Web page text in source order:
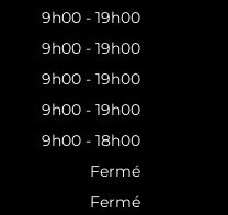
9h00 - 19h00
9h00 - 19h00
9h00 - 19h00
9h00 - 19h00
9h00 - 18h00
Fermé
Fermé